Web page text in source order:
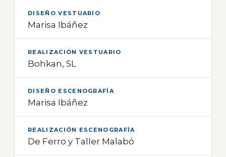
DISEÑO VESTUARIO
Marisa Ibáñez
REALIZACIÓN VESTUARIO
Bohkan, SL
DISEÑO ESCENOGRAFÍA
Marisa Ibáñez
REALIZACIÓN ESCENOGRAFÍA
De Ferro y Taller Malabó